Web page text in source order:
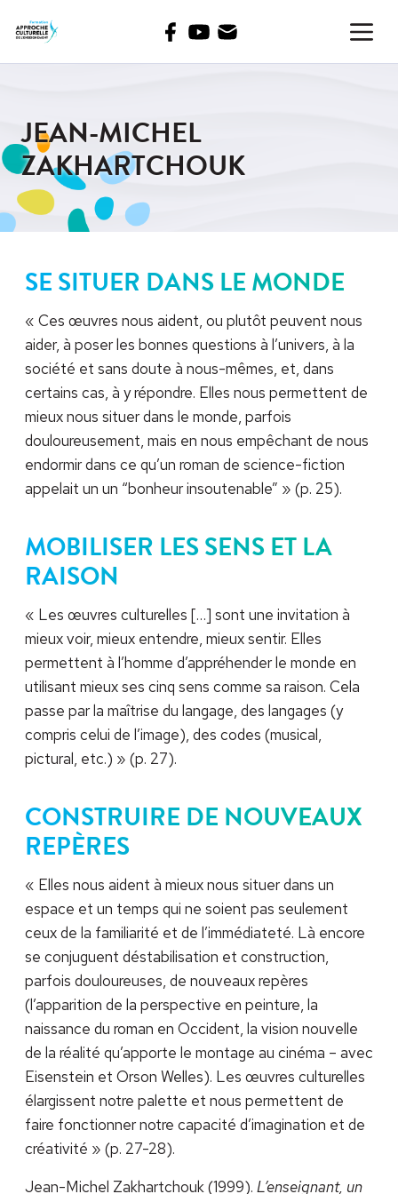
Menu
Facebook
Youtube
COMMENTAIRES
JEAN-MICHEL
ZAKHARTCHOUK
SE SITUER DANS LE MONDE
« Ces œuvres nous aident, ou plutôt peuvent nous
aider, à poser les bonnes questions à l’univers, à la
société et sans doute à nous-mêmes, et, dans
certains cas, à y répondre. Elles nous permettent de
mieux nous situer dans le monde, parfois
douloureusement, mais en nous empêchant de nous
endormir dans ce qu’un roman de science-fiction
appelait un un “bonheur insoutenable” » (p. 25).
MOBILISER LES SENS ET LA
RAISON
« Les œuvres culturelles […] sont une invitation à
mieux voir, mieux entendre, mieux sentir. Elles
permettent à l’homme d’appréhender le monde en
utilisant mieux ses cinq sens comme sa raison. Cela
passe par la maîtrise du langage, des langages (y
compris celui de l’image), des codes (musical,
pictural, etc.) » (p. 27).
CONSTRUIRE DE NOUVEAUX
REPÈRES
« Elles nous aident à mieux nous situer dans un
espace et un temps qui ne soient pas seulement
ceux de la familiarité et de l’immédiateté. Là encore
se conjuguent déstabilisation et construction,
parfois douloureuses, de nouveaux repères
(l’apparition de la perspective en peinture, la
naissance du roman en Occident, la vision nouvelle
de la réalité qu’apporte le montage au cinéma – avec
Eisenstein et Orson Welles). Les œuvres culturelles
élargissent notre palette et nous permettent de
faire fonctionner notre capacité d’imagination et de
créativité » (p. 27-28).
Jean-Michel Zakhartchouk (1999). L’enseignant, un